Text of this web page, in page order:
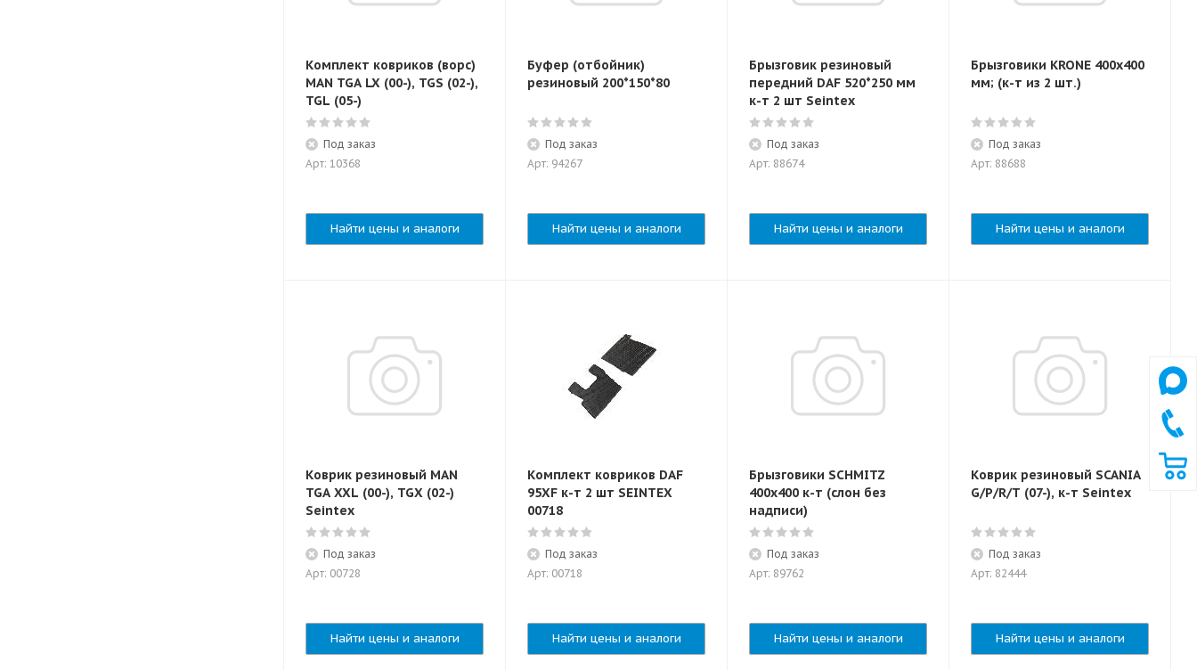
Комплект ковриков (ворс)
MAN TGA LX (00-), TGS (02-),
TGL (05-)
Под заказ
Арт: 10368
Найти цены и аналоги
Буфер (отбойник)
резиновый 200*150*80
Под заказ
Арт: 94267
Найти цены и аналоги
Брызговик резиновый
передний DAF 520*250 мм
к-т 2 шт Seintex
Под заказ
Арт: 88674
Найти цены и аналоги
Брызговики KRONE 400x400
мм; (к-т из 2 шт.)
Под заказ
Арт: 88688
Найти цены и аналоги
Коврик резиновый MAN
TGA XXL (00-), TGX (02-)
Seintex
Под заказ
Арт: 00728
Найти цены и аналоги
Комплект ковриков DAF
95XF к-т 2 шт SEINTEX
00718
Под заказ
Арт: 00718
Найти цены и аналоги
Брызговики SCHMITZ
400x400 к-т (слон без
надписи)
Под заказ
Арт: 89762
Найти цены и аналоги
Коврик резиновый SCANIA
G/P/R/T (07-), к-т Seintex
Под заказ
Арт: 82444
Найти цены и аналоги